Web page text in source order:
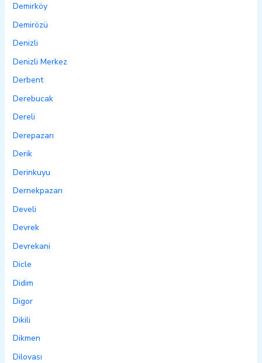
Demirköy
Demirözü
Denizli
Denizli Merkez
Derbent
Derebucak
Dereli
Derepazarı
Derik
Derinkuyu
Dernekpazarı
Develi
Devrek
Devrekani
Dicle
Didim
Digor
Dikili
Dikmen
Dilovası